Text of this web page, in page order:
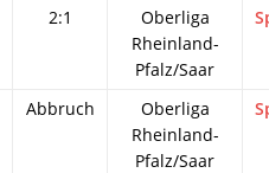
2:1
Oberliga
Rheinland-
Pfalz/Saar
Abbruch
Oberliga
Rheinland-
Pfalz/Saar